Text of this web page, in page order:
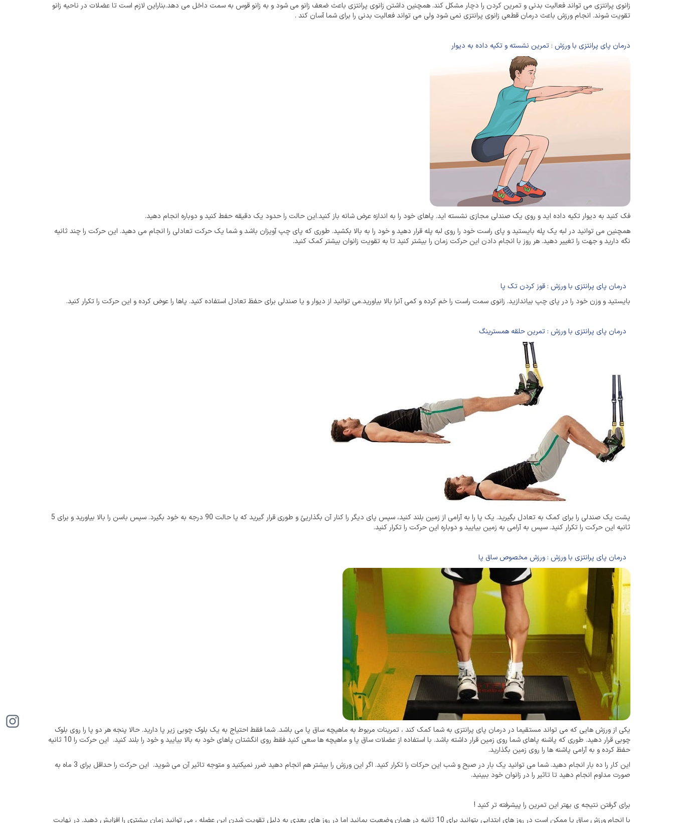
زانوی پرانتزی می تواند فعالیت بدنی و تمرین کردن را دچار مشکل کند. همچنین داشتن زانوی پرانتزی باعث ضعف زانو می شود و به زانو قوس به سمت داخل می دهد.بناراین لازم است تا عضلات در ناحیه زانو
تقویت شوند. انجام ورزش باعث درمان قطعی زانوی پرانتزی نمی شود ولی می تواند فعالیت بدنی را برای شما آسان کند .
درمان پای پرانتزی با ورزش : تمرین نشسته و تکیه داده به دیوار
فک کنید به دیوار تکیه داده اید و روی یک صندلی مجازی نشسته اید. پاهای خود را به اندازه عرض شانه باز کنید.این حالت را حدود یک دقیقه حفط کنید و دوباره انجام دهید.
همچنین می توانید در لبه یک پله بایستید و پای راست خود را روی لبه پله قرار دهید و خود را به بالا بکشید. طوری که پای چپ آویزان باشد و شما یک حرکت تعادلی را انجام می دهید. این حرکت را چند ثانیه
نگه دارید و جهت را تغییر دهید. هر روز با انجام دادن این حرکت زمان را بیشتر کنید تا به تقویت زانوان بیشتر کمک کنید.
درمان پای پرانتزی با ورزش : قوز کردن تک پا
بایستید و وزن خود را در پای چپ بیاندازید. زانوی سمت راست را خم کرده و کمی آنرا بالا بیاورید.می توانید از دیوار و یا صندلی برای حفظ تعادل استفاده کنید. پاها را عوض کرده و این حرکت را تکرار کنید.
درمان پای پرانتزی با ورزش : تمرین حلقه همسترینگ
پشت یک صندلی را برای کمک به تعادل بگیرید. یک پا را به آرامی از زمین بلند کنید، سپس پای دیگر را کنار آن بگذاریئ و طوری قرار گیرید که پا حالت 90 درجه به خود بگیرد. سپس باسن را بالا بیاورید و برای 5
ثانیه این حرکت را تکرار کنید. سپس به آرامی به زمین بیایید و دوباره این حرکت را تکرار کنید.
درمان پای پرانتزی با ورزش : ورزش مخصوص ساق پا
یکی از ورزش هایی که می تواند مستقیما در درمان پای پرانتزی به شما کمک کند ، تمرینات مربوط به ماهیچه ساق پا می باشد. شما فقط احتیاج به یک بلوک چوبی زیر پا دارید. حالا پنجه هر دو پا را روی بلوک
چوبی قرار دهید. طوری که پاشنه پاهای شما روی زمین قرار داشته باشد. با استفاده از عضلات ساق پا و ماهیچه ها سعی کنید فقط روی انگشتان پاهای خود به بالا بیایید و خود را بلند کنید. این حرکت را 10 ثانیه
حفظ کرده و به آرامی پاشنه ها را روی زمین بگذارید.
این کار را ده بار انجام دهید. شما می توانید یک بار در صبح و شب این حرکات را تکرار کنید. اگر این ورزش را بیشتر هم انجام دهید ضرر نمیکنید و متوجه تاثیر آن می شوید. این حرکت را حداقل برای 3 ماه به
صورت مداوم انجام دهید تا تاثیر را در زانوان خود ببینید.
برای گرفتن نتیجه ی بهتر این تمرین را پیشرفته تر کنید !
با انجام ورزش ساق پا ممکن است در روز های ابتدایی بتوانید برای 10 ثانیه در همان وضعیت بمانید اما در روز های بعدی به دلیل تقویت شدن این عضله ، می توانید زمان بیشتری را افزایش دهید. در نهایت